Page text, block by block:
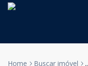
Home Buscar imóvel